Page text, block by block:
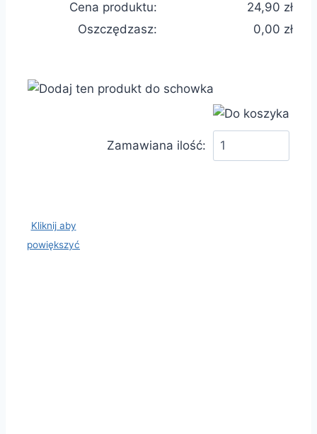
Cena produktu:
24,90 zł
Oszczędzasz:
0,00 zł
Zamawiana ilość:
Kliknij aby
powiększyć